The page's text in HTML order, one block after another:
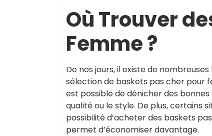
Où Trouver
Femme ?
De nos jours, il existe de
sélection de baskets pas cher pour
est possible de dénicher des
qualité ou le style. De plus, certains
possibilité d’acheter des baskets
permet d’économiser davantage.